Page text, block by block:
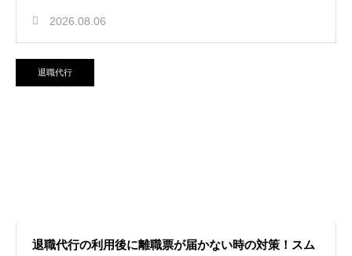
2026.08.06
退職代行
退職代行の利用後に離職票が届かない時の対策！スム